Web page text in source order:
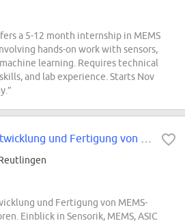
a 5-12 month internship in MEMS
hands-on work with sensors,
learning. Requires technical
and lab experience. Starts Nov
und Fertigung von MEMS-
Einblick in Sensorik, MEMS, ASIC